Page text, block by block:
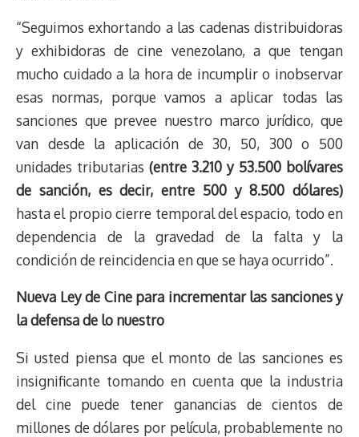
“Seguimos exhortando a las cadenas distribuidoras
y exhibidoras de cine venezolano, a que tengan
mucho cuidado a la hora de incumplir o inobservar
esas normas, porque vamos a aplicar todas las
sanciones que prevee nuestro marco jurídico, que
van desde la aplicación de 30, 50, 300 o 500
unidades tributarias (entre 3.210 y 53.500 bolívares
de sanción, es decir, entre 500 y 8.500 dólares)
hasta el propio cierre temporal del espacio, todo en
dependencia de la gravedad de la falta y la
condición de reincidencia en que se haya ocurrido”.
Nueva Ley de Cine para incrementar las sanciones y
la defensa de lo nuestro
Si usted piensa que el monto de las sanciones es
insignificante tomando en cuenta que la industria
del cine puede tener ganancias de cientos de
millones de dólares por película, probablemente no